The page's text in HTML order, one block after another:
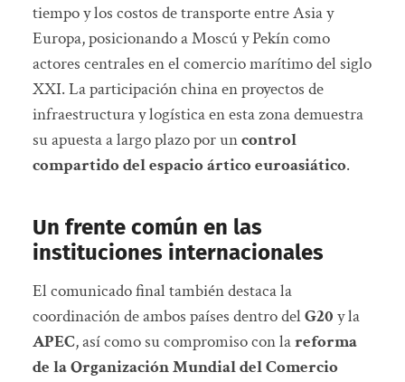
tiempo y los costos de transporte entre Asia y
Europa, posicionando a Moscú y Pekín como
actores centrales en el comercio marítimo del siglo
XXI. La participación china en proyectos de
infraestructura y logística en esta zona demuestra
su apuesta a largo plazo por uncontrol
compartido del espacio ártico euroasiático.
Un frente común en las
instituciones internacionales
El comunicado final también destaca la
coordinación de ambos países dentro delG20 y la
APEC, así como su compromiso con lareforma
de la Organización Mundial del Comercio